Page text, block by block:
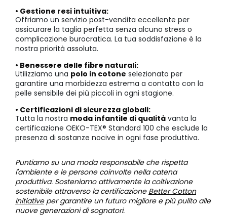
• Gestione resi intuitiva:
Offriamo un servizio post-vendita eccellente per
assicurare la taglia perfetta senza alcuno stress o
complicazione burocratica. La tua soddisfazione è la
nostra priorità assoluta.
• Benessere delle fibre naturali:
Utilizziamo una polo in cotone selezionato per
garantire una morbidezza estrema a contatto con la
pelle sensibile dei più piccoli in ogni stagione.
• Certificazioni di sicurezza globali:
Tutta la nostra moda infantile di qualità vanta la
certificazione OEKO-TEX® Standard 100 che esclude la
presenza di sostanze nocive in ogni fase produttiva.
Puntiamo su una moda responsabile che rispetta
l'ambiente e le persone coinvolte nella catena
produttiva. Sosteniamo attivamente la coltivazione
sostenibile attraverso la certificazione Better Cotton
Initiativeper garantire un futuro migliore e più pulito alle
nuove generazioni di sognatori.